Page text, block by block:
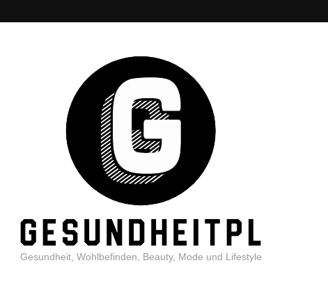
Gesundheit, Wohlbefinden, Beauty, Mode und Lifestyle